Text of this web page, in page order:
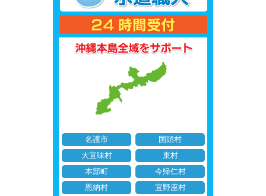
名護市
国頭村
大宜味村
東村
本部町
今帰仁村
恩納村
宜野座村